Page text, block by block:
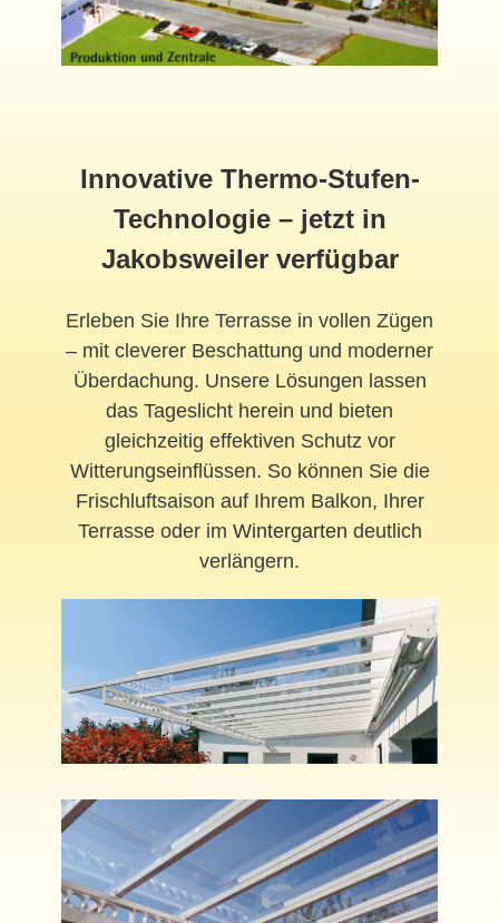
Innovative Thermo-Stufen-
Technologie – jetzt in
Jakobsweiler verfügbar
Erleben Sie Ihre Terrasse in vollen Zügen
– mit cleverer Beschattung und moderner
Überdachung. Unsere Lösungen lassen
das Tageslicht herein und bieten
gleichzeitig effektiven Schutz vor
Witterungseinflüssen. So können Sie die
Frischluftsaison auf Ihrem Balkon, Ihrer
Terrasse oder im Wintergarten deutlich
verlängern.